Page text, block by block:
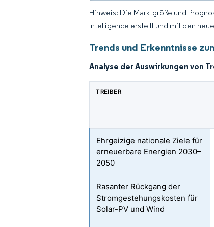
Hinweis: Die Marktgröße und
Intelligence erstellt und mit den
Trends und Erkenntnisse
Analyse der Auswirkungen von
TREIBER
Ehrgeizige nationale Ziele für
erneuerbare Energien 2030–
2050
Rasanter Rückgang der
Stromgestehungskosten für
Solar-PV und Wind